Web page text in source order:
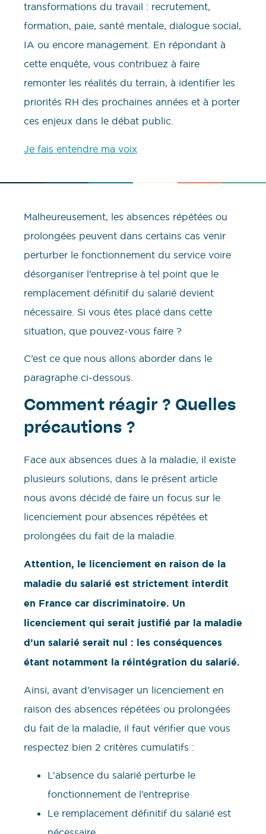
transformations du travail : recrutement,
formation, paie, santé mentale, dialogue social,
IA ou encore management. En répondant à
cette enquête, vous contribuez à faire
remonter les réalités du terrain, à identifier les
priorités RH des prochaines années et à porter
ces enjeux dans le débat public.
Je fais entendre ma voix
Malheureusement, les absences répétées ou
prolongées peuvent dans certains cas venir
perturber le fonctionnement du service voire
désorganiser l’entreprise à tel point que le
remplacement définitif du salarié devient
nécessaire. Si vous êtes placé dans cette
situation, que pouvez-vous faire ?
C’est ce que nous allons aborder dans le
paragraphe ci-dessous.
Comment réagir ? Quelles
précautions ?
Face aux absences dues à la maladie, il existe
plusieurs solutions, dans le présent article
nous avons décidé de faire un focus sur le
licenciement pour absences répétées et
prolongées du fait de la maladie.
Attention, le licenciement en raison de la
maladie du salarié est strictement interdit
en France car discriminatoire. Un
licenciement qui serait justifié par la maladie
d’un salarié serait nul : les conséquences
étant notamment la réintégration du salarié.
Ainsi, avant d’envisager un licenciement en
raison des absences répétées ou prolongées
du fait de la maladie, il faut vérifier que vous
respectez bien 2 critères cumulatifs :
L’absence du salarié perturbe le
fonctionnement de l’entreprise
Le remplacement définitif du salarié est